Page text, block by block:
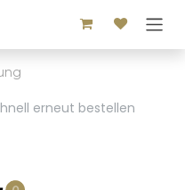
erneut bestellen